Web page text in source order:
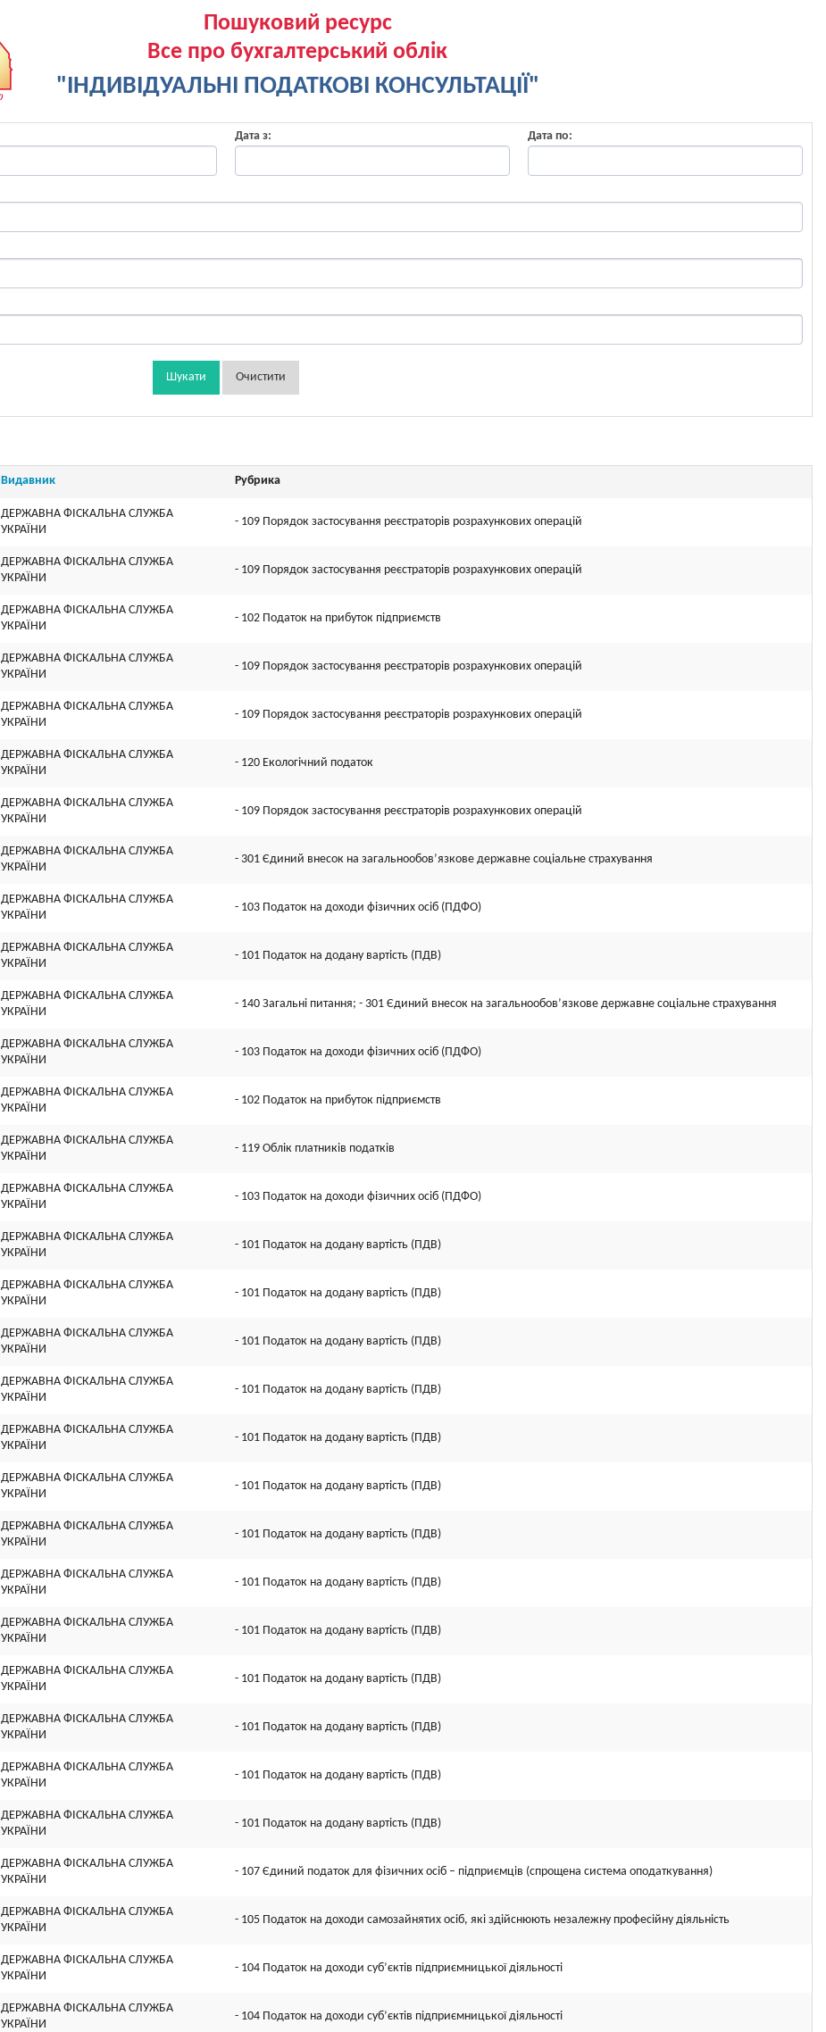
Пошуковий ресурс
Все про бухгалтерський облік
"ІНДИВІДУАЛЬНІ ПОДАТКОВІ КОНСУЛЬТАЦІЇ"
Дата з: Дата по:
Шукати Очистити
Видавник Рубрика
ДЕРЖАВНА ФІСКАЛЬНА СЛУЖБА
УКРАЇНИ
- 109 Порядок застосування реєстраторів розрахункових операцій
ДЕРЖАВНА ФІСКАЛЬНА СЛУЖБА
УКРАЇНИ
- 109 Порядок застосування реєстраторів розрахункових операцій
ДЕРЖАВНА ФІСКАЛЬНА СЛУЖБА
УКРАЇНИ
- 102 Податок на прибуток підприємств
ДЕРЖАВНА ФІСКАЛЬНА СЛУЖБА
УКРАЇНИ
- 109 Порядок застосування реєстраторів розрахункових операцій
ДЕРЖАВНА ФІСКАЛЬНА СЛУЖБА
УКРАЇНИ
- 109 Порядок застосування реєстраторів розрахункових операцій
ДЕРЖАВНА ФІСКАЛЬНА СЛУЖБА
УКРАЇНИ
- 120 Екологічний податок
ДЕРЖАВНА ФІСКАЛЬНА СЛУЖБА
УКРАЇНИ
- 109 Порядок застосування реєстраторів розрахункових операцій
ДЕРЖАВНА ФІСКАЛЬНА СЛУЖБА
УКРАЇНИ
- 301 Єдиний внесок на загальнообов’язкове державне соціальне страхування
ДЕРЖАВНА ФІСКАЛЬНА СЛУЖБА
УКРАЇНИ
- 103 Податок на доходи фізичних осіб (ПДФО)
ДЕРЖАВНА ФІСКАЛЬНА СЛУЖБА
УКРАЇНИ
- 101 Податок на додану вартість (ПДВ)
ДЕРЖАВНА ФІСКАЛЬНА СЛУЖБА
УКРАЇНИ
- 140 Загальні питання; - 301 Єдиний внесок на загальнообов’язкове державне соціальне страхування
ДЕРЖАВНА ФІСКАЛЬНА СЛУЖБА
УКРАЇНИ
- 103 Податок на доходи фізичних осіб (ПДФО)
ДЕРЖАВНА ФІСКАЛЬНА СЛУЖБА
УКРАЇНИ
- 102 Податок на прибуток підприємств
ДЕРЖАВНА ФІСКАЛЬНА СЛУЖБА
УКРАЇНИ
- 119 Облік платників податків
ДЕРЖАВНА ФІСКАЛЬНА СЛУЖБА
УКРАЇНИ
- 103 Податок на доходи фізичних осіб (ПДФО)
ДЕРЖАВНА ФІСКАЛЬНА СЛУЖБА
УКРАЇНИ
- 101 Податок на додану вартість (ПДВ)
ДЕРЖАВНА ФІСКАЛЬНА СЛУЖБА
УКРАЇНИ
- 101 Податок на додану вартість (ПДВ)
ДЕРЖАВНА ФІСКАЛЬНА СЛУЖБА
УКРАЇНИ
- 101 Податок на додану вартість (ПДВ)
ДЕРЖАВНА ФІСКАЛЬНА СЛУЖБА
УКРАЇНИ
- 101 Податок на додану вартість (ПДВ)
ДЕРЖАВНА ФІСКАЛЬНА СЛУЖБА
УКРАЇНИ
- 101 Податок на додану вартість (ПДВ)
ДЕРЖАВНА ФІСКАЛЬНА СЛУЖБА
УКРАЇНИ
- 101 Податок на додану вартість (ПДВ)
ДЕРЖАВНА ФІСКАЛЬНА СЛУЖБА
УКРАЇНИ
- 101 Податок на додану вартість (ПДВ)
ДЕРЖАВНА ФІСКАЛЬНА СЛУЖБА
УКРАЇНИ
- 101 Податок на додану вартість (ПДВ)
ДЕРЖАВНА ФІСКАЛЬНА СЛУЖБА
УКРАЇНИ
- 101 Податок на додану вартість (ПДВ)
ДЕРЖАВНА ФІСКАЛЬНА СЛУЖБА
УКРАЇНИ
- 101 Податок на додану вартість (ПДВ)
ДЕРЖАВНА ФІСКАЛЬНА СЛУЖБА
УКРАЇНИ
- 101 Податок на додану вартість (ПДВ)
ДЕРЖАВНА ФІСКАЛЬНА СЛУЖБА
УКРАЇНИ
- 101 Податок на додану вартість (ПДВ)
ДЕРЖАВНА ФІСКАЛЬНА СЛУЖБА
УКРАЇНИ
- 101 Податок на додану вартість (ПДВ)
ДЕРЖАВНА ФІСКАЛЬНА СЛУЖБА
УКРАЇНИ
- 107 Єдиний податок для фізичних осіб – підприємців (спрощена система оподаткування)
ДЕРЖАВНА ФІСКАЛЬНА СЛУЖБА
УКРАЇНИ
- 105 Податок на доходи самозайнятих осіб, які здійснюють незалежну професійну діяльність
ДЕРЖАВНА ФІСКАЛЬНА СЛУЖБА
УКРАЇНИ
- 104 Податок на доходи суб’єктів підприємницької діяльності
ДЕРЖАВНА ФІСКАЛЬНА СЛУЖБА
УКРАЇНИ
- 104 Податок на доходи суб’єктів підприємницької діяльності